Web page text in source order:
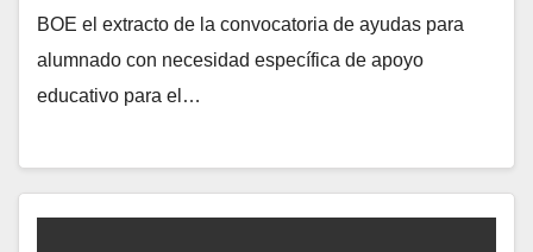
BOE el extracto de la convocatoria de ayudas para
alumnado con necesidad específica de apoyo
educativo para el…